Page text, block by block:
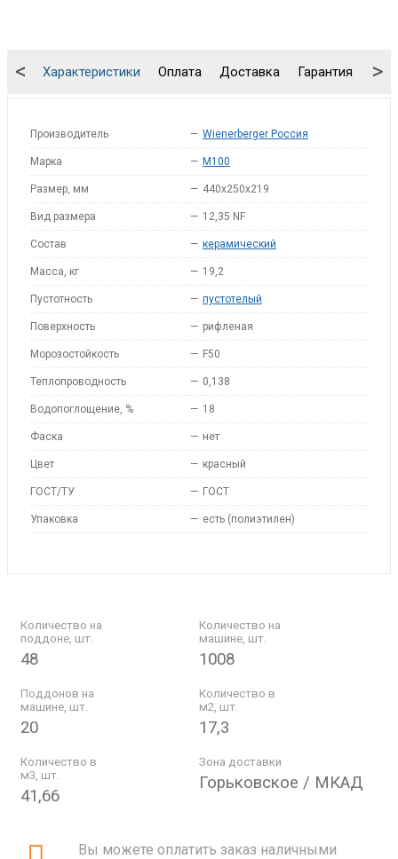
Характеристики Оплата Доставка Гарантия
< >
Производитель — Wienerberger Россия
Марка — M100
Размер, мм — 440x250x219
Вид размера — 12,35 NF
Состав — керамический
Масса, кг — 19,2
Пустотность — пустотелый
Поверхность — рифленая
Морозостойкость — F50
Теплопроводность — 0,138
Водопоглощение, % — 18
Фаска — нет
Цвет — красный
ГОСТ/ТУ — ГОСТ
Упаковка — есть (полиэтилен)
Количество на
поддоне, шт.
48
Количество на
машине, шт.
1008
Поддонов на
машине, шт.
20
Количество в
м2, шт.
17,3
Количество в
м3, шт.
41,66
Зона доставки
Горьковское / МКАД
Вы можете оплатить заказ наличными